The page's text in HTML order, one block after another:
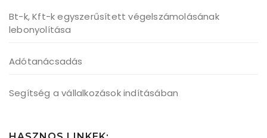
Bt-k, Kft-k egyszerűsített végelszámolásának
lebonyolítása
Adótanácsadás
Segítség a vállalkozások indításában